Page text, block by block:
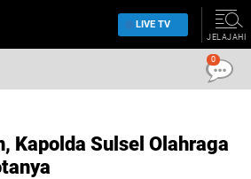
LIVE TV
JELAJAHI
Kapolda Sulsel Olahraga
0